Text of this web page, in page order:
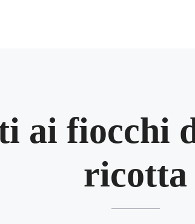
ai fiocchi
ricotta